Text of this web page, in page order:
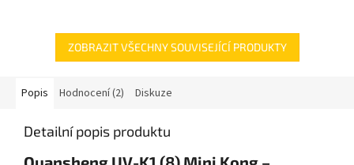
ZOBRAZIT VŠECHNY SOUVISEJÍCÍ PRODUKTY
Popis Hodnocení (2) Diskuze
Detailní popis produktu